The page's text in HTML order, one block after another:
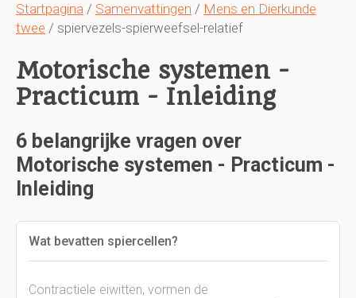
Startpagina / Samenvattingen / Mens en Dierkunde
twee / spiervezels-spierweefsel-relatief
Motorische systemen -
Practicum - Inleiding
6 belangrijke vragen over
Motorische systemen - Practicum -
Inleiding
Wat bevatten spiercellen?
Contractiele eiwitten, vormen de